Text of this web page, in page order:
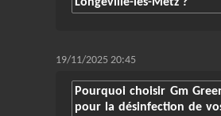
19/11/2025 20:45
Pourquoi choisir Gm
pour la désinfection de